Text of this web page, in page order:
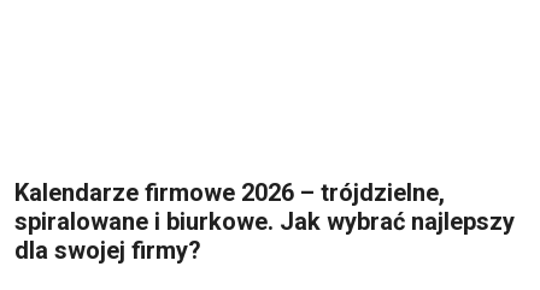
Kalendarze firmowe 2026 – trójdzielne,
spiralowane i biurkowe. Jak wybrać najlepszy
dla swojej firmy?